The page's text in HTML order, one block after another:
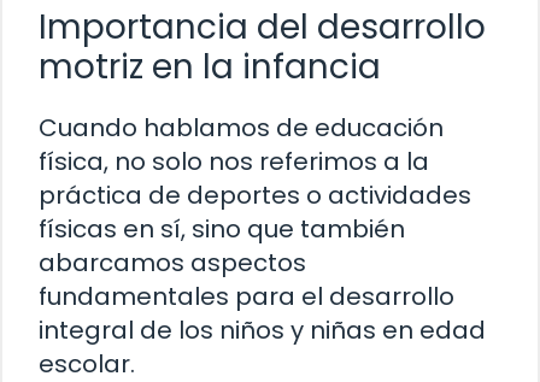
Importancia del desarrollo
motriz en la infancia
Cuando hablamos de educación
física, no solo nos referimos a la
práctica de deportes o actividades
físicas en sí, sino que también
abarcamos aspectos
fundamentales para el desarrollo
integral de los niños y niñas en edad
escolar.